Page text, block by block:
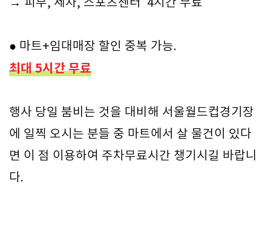
→ 피부, 세차, 스포츠센터 4시간 무료
● 마트+임대매장 할인 중복 가능.
최대 5시간 무료
행사 당일 붐비는 것을 대비해 서울월드컵경기장
에 일찍 오시는 분들 중 마트에서 살 물건이 있다
면 이 점 이용하여 주차무료시간 챙기시길 바랍니
다.